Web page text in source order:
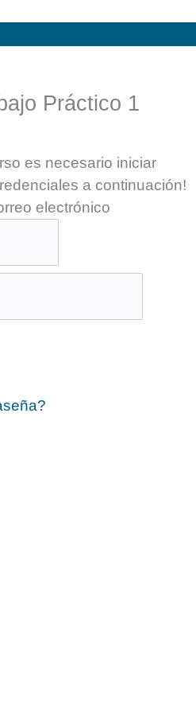
Práctico 1
es necesario iniciar
a continuación!
electrónico